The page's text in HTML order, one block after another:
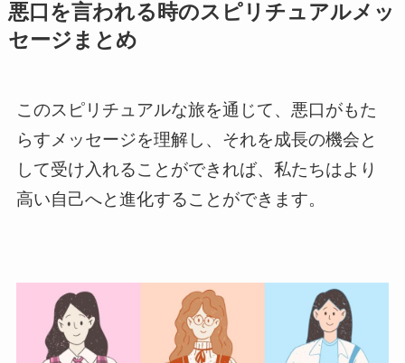
悪口を言われる時のスピリチュアルメッ
セージまとめ
このスピリチュアルな旅を通じて、悪口がもた
らすメッセージを理解し、それを成長の機会と
して受け入れることができれば、私たちはより
高い自己へと進化することができます。